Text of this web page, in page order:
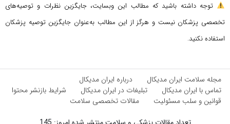
توجه داشته باشید که مطالب این وبسایت، جایگزین نظرات و توصیه‌های
تخصصی پزشکان نیست و هرگز از این مطالب به‌عنوان جایگزین توصیه پزشکان
استفاده نکنید.
مجله سلامت ایران مدیکال
درباره ایران مدیکال
تماس با ایران مدیکال
تبلیغات در ایران مدیکال
شرایط بازنشر محتوا
قوانین و سلب مسئولیت
مقالات تخصصی سلامت